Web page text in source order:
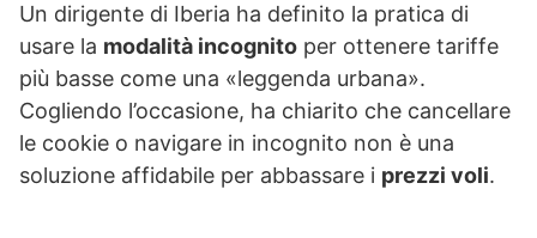
Un dirigente di Iberia ha definito la pratica di
usare la modalità incognito per ottenere tariffe
più basse come una «leggenda urbana».
Cogliendo l’occasione, ha chiarito che cancellare
le cookie o navigare in incognito non è una
soluzione affidabile per abbassare i prezzi voli.